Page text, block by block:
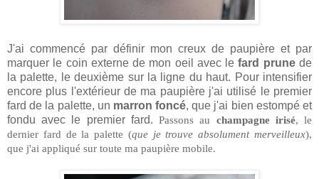
J'ai commencé par définir mon creux de paupière et par
marquer le coin externe de mon oeil avec lefard prunede
la palette, le deuxième sur la ligne du haut. Pour intensifier
encore plus l'extérieur de ma paupière j'ai utilisé le premier
fard de la palette, un marron foncé, que j'ai bien estompé et
fondu avec le premier fard.Passons au champagne irisé, le
dernier fard de la palette (que je trouve absolument merveilleux),
que j'ai appliqué sur toute ma paupière mobile.